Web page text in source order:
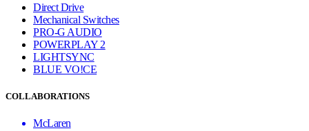
Direct Drive
Mechanical Switches
PRO-G AUDIO
POWERPLAY 2
LIGHTSYNC
BLUE VO!CE
COLLABORATIONS
McLaren